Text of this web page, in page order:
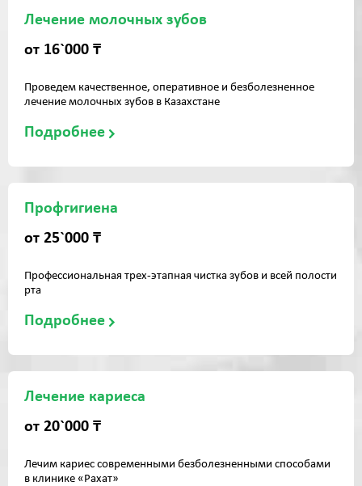
Лечение молочных зубов
от 16`000 ₸
Проведем качественное, оперативное и безболезненное
лечение молочных зубов в Казахстане
Подробнее
Профгигиена
от 25`000 ₸
Профессиональная трех-этапная чистка зубов и всей полости
рта
Подробнее
Лечение кариеса
от 20`000 ₸
Лечим кариес современными безболезненными способами
в клинике «Рахат»